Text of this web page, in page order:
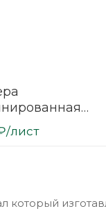
6 мм 2500х1500
сорт 1/1
/лист
который